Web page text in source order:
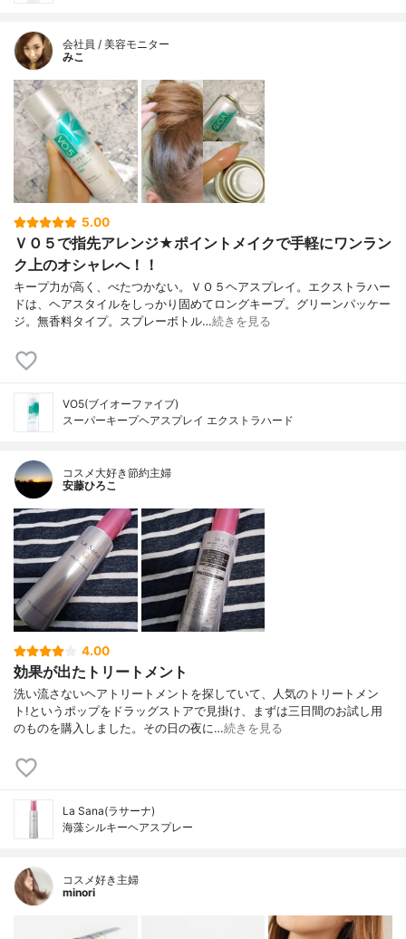
会社員 / 美容モニター
みこ
5.00
ＶＯ５で指先アレンジ★ポイントメイクで手軽にワンラン
ク上のオシャレへ！！
キープ力が高く、べたつかない。ＶＯ５ヘアスプレイ。エクストラハー
ドは、ヘアスタイルをしっかり固めてロングキープ。グリーンパッケー
ジ。無香料タイプ。スプレーボトル…続きを見る
VO5(ブイオーファイブ)
スーパーキープヘアスプレイ エクストラハード
コスメ大好き節約主婦
安藤ひろこ
4.00
効果が出たトリートメント
洗い流さないヘアトリートメントを探していて、人気のトリートメン
ト!というポップをドラッグストアで見掛け、まずは三日間のお試し用
のものを購入しました。その日の夜に…続きを見る
La Sana(ラサーナ)
海藻シルキーヘアスプレー
コスメ好き主婦
minori